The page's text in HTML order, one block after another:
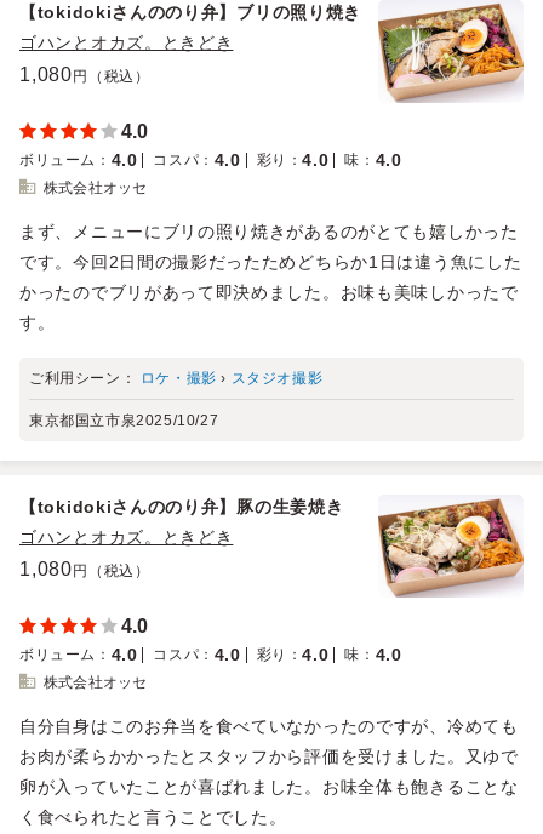
【tokidokiさんののり弁】ブリの照り焼き
ゴハンとオカズ。ときどき
1,080円（税込）
4.0
ボリューム ： 4.0 コスパ ： 4.0 彩り ：4.0 味 ： 4.0
株式会社オッセ
まず、メニューにブリの照り焼きがあるのがとても嬉しかった
です。今回2日間の撮影だったためどちらか1日は違う魚にした
かったのでブリがあって即決めました。お味も美味しかったで
す。
ご利用シーン： ロケ・撮影 › スタジオ撮影
東京都国立市泉2025/10/27
【tokidokiさんののり弁】豚の生姜焼き
ゴハンとオカズ。ときどき
1,080円（税込）
4.0
ボリューム ： 4.0 コスパ ： 4.0 彩り ：4.0 味 ： 4.0
株式会社オッセ
自分自身はこのお弁当を食べていなかったのですが、冷めても
お肉が柔らかかったとスタッフから評価を受けました。又ゆで
卵が入っていたことが喜ばれました。お味全体も飽きることな
く食べられたと言うことでした。